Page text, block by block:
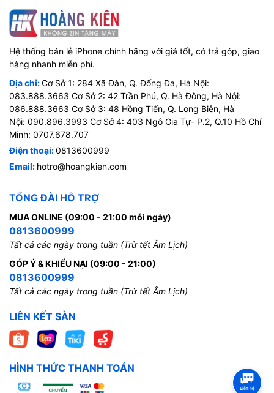
Hệ thống bán lẻ iPhone chính hãng với giá tốt, có trả góp, giao
hàng nhanh miễn phí.
Địa chỉ:Cơ Sở 1: 284 Xã Đàn, Q. Đống Đa, Hà Nội:
083.888.3663 Cơ Sở 2: 42 Trần Phú, Q. Hà Đông, Hà Nội:
086.888.3663 Cơ Sở 3: 48 Hồng Tiến, Q. Long Biên, Hà
Nội: 090.896.3993 Cơ Sở 4: 403 Ngô Gia Tự- P.2, Q.10 Hồ Chí
Minh: 0707.678.707
Điện thoại:0813600999
Email: hotro@hoangkien.com
TỔNG ĐÀI HỖ TRỢ
MUA ONLINE (09:00 - 21:00 mỗi ngày)
0813600999
Tất cả các ngày trong tuần (Trừ tết Âm Lịch)
GÓP Ý & KHIẾU NẠI (09:00 - 21:00)
0813600999
Tất cả các ngày trong tuần (Trừ tết Âm Lịch)
LIÊN KẾT SÀN
HÌNH THỨC THANH TOÁN